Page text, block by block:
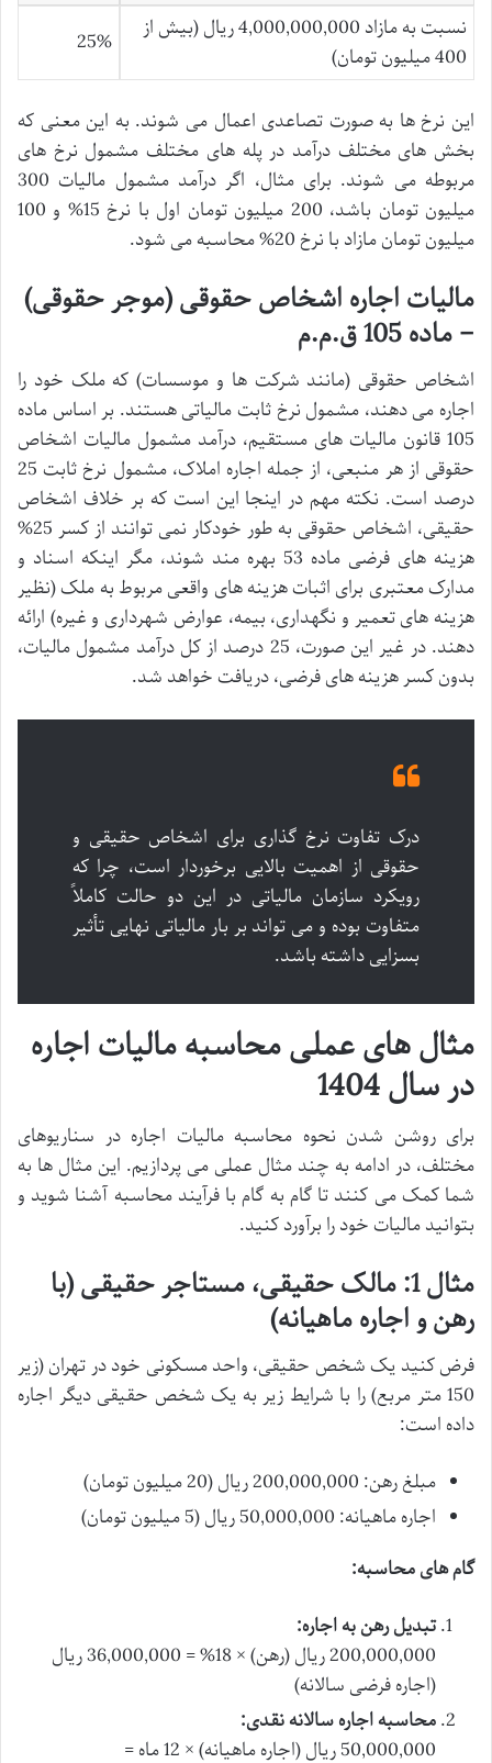
نسبت به مازاد 4,000,000,000 ریال (بیش از
400 میلیون تومان)
25%
این نرخ ها به صورت تصاعدی اعمال می شوند. به این معنی که
بخش های مختلف درآمد در پله های مختلف مشمول نرخ های
مربوطه می شوند. برای مثال، اگر درآمد مشمول مالیات 300
میلیون تومان باشد، 200 میلیون تومان اول با نرخ 15% و 100
میلیون تومان مازاد با نرخ 20% محاسبه می شود.
مالیات اجاره اشخاص حقوقی (موجر حقوقی)
– ماده 105 ق.م.م
اشخاص حقوقی (مانند شرکت ها و موسسات) که ملک خود را
اجاره می دهند، مشمول نرخ ثابت مالیاتی هستند. بر اساس ماده
105 قانون مالیات های مستقیم، درآمد مشمول مالیات اشخاص
حقوقی از هر منبعی، از جمله اجاره املاک، مشمول نرخ ثابت 25
درصد است. نکته مهم در اینجا این است که بر خلاف اشخاص
حقیقی، اشخاص حقوقی به طور خودکار نمی توانند از کسر 25%
هزینه های فرضی ماده 53 بهره مند شوند، مگر اینکه اسناد و
مدارک معتبری برای اثبات هزینه های واقعی مربوط به ملک (نظیر
هزینه های تعمیر و نگهداری، بیمه، عوارض شهرداری و غیره) ارائه
دهند. در غیر این صورت، 25 درصد از کل درآمد مشمول مالیات،
بدون کسر هزینه های فرضی، دریافت خواهد شد.
درک تفاوت نرخ گذاری برای اشخاص حقیقی و
حقوقی از اهمیت بالایی برخوردار است، چرا که
رویکرد سازمان مالیاتی در این دو حالت کاملاً
متفاوت بوده و می تواند بر بار مالیاتی نهایی تأثیر
بسزایی داشته باشد.
مثال های عملی محاسبه مالیات اجاره
در سال 1404
برای روشن شدن نحوه محاسبه مالیات اجاره در سناریوهای
مختلف، در ادامه به چند مثال عملی می پردازیم. این مثال ها به
شما کمک می کنند تا گام به گام با فرآیند محاسبه آشنا شوید و
بتوانید مالیات خود را برآورد کنید.
مثال 1: مالک حقیقی، مستاجر حقیقی (با
رهن و اجاره ماهیانه)
فرض کنید یک شخص حقیقی، واحد مسکونی خود در تهران (زیر
150 متر مربع) را با شرایط زیر به یک شخص حقیقی دیگر اجاره
داده است:
مبلغ رهن: 200,000,000 ریال (20 میلیون تومان)
اجاره ماهیانه: 50,000,000 ریال (5 میلیون تومان)
گام های محاسبه:
تبدیل رهن به اجاره:
200,000,000 ریال (رهن) × 18% = 36,000,000 ریال
(اجاره فرضی سالانه)
محاسبه اجاره سالانه نقدی:
50,000,000 ریال (اجاره ماهیانه) × 12 ماه =